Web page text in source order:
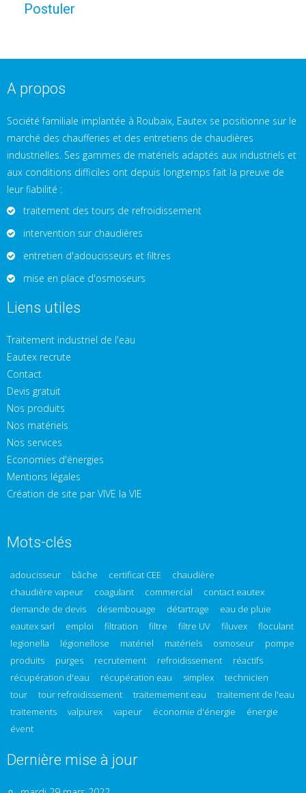
Postuler
A propos
Société familiale implantée à Roubaix, Eautex se positionne sur le
marché des chaufferies et des entretiens de chaudières
industrielles. Ses gammes de matériels adaptés aux industriels et
aux conditions difficiles ont depuis longtemps fait la preuve de
leur fiabilité :
traitement des tours de refroidissement
intervention sur chaudières
entretien d'adoucisseurs et filtres
mise en place d'osmoseurs
Liens utiles
Traitement industriel de l'eau
Eautex recrute
Contact
Devis gratuit
Nos produits
Nos matériels
Nos services
Economies d'énergies
Mentions légales
Création de site par VIVE la VIE
Mots-clés
adoucisseur bâche certificat CEE
chaudière
chaudière vapeur
coagulant commercial
contact eautex
demande de devis
désembouage détartrage
eau de pluie
eautex sarl
emploi filtration filtre filtre UV filuvex
floculant
legionella
légionellose matériel matériels osmoseur
pompe
produits
purges recrutement refroidissement
réactifs
récupération d'eau
récupération eau simplex
technicien
tour
tour refroidissement traitemement eau
traitement de l'eau
traitements
valpurex vapeur économie d'énergie
énergie
évent
Dernière mise à jour